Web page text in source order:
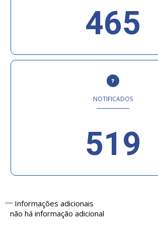
465
NOTIFICADOS
519
Informações adicionais
não há informação adicional